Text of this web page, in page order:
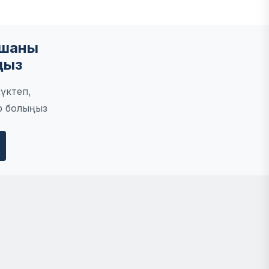
болыңыз